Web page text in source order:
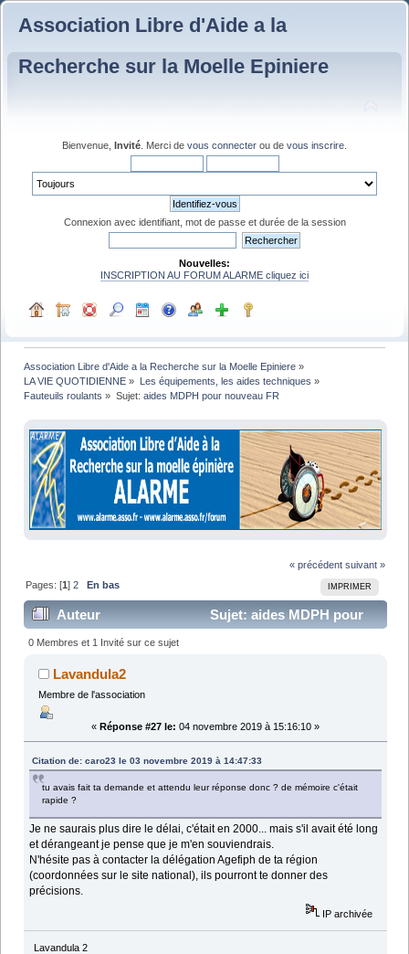
Association Libre d'Aide a la
Recherche sur la Moelle Epiniere
Bienvenue, Invité . Merci de vous connecter ou de vous inscrire
Connexion avec identifiant, mot de passe et durée de la session
Nouvelles:
INSCRIPTION AU FORUM ALARME cliquez ici
Association Libre d'Aide a la Recherche sur la Moelle Epiniere »
LA VIE QUOTIDIENNE » Les équipements, les aides techniques »
Fauteuils roulants » Sujet: aides MDPH pour nouveau FR
« précédent suivant »
IMPRIMER
Pages: [1]2 En bas
Auteur
Sujet: aides MDPH pour
nouveau FR (Lu 25380 fois)
0 Membres et 1 Invité sur ce sujet
Lavandula2
Membre de l'association
« Réponse #27 le: 04 novembre 2019 à 15:16:10 »
Citation de: caro23 le 03 novembre 2019 à 14:47:33
tu avais fait ta demande et attendu leur réponse donc ? de mémoire c'était
rapide ?
Je ne saurais plus dire le délai, c'était en 2000... mais s'il avait été long
et dérangeant je pense que je m'en souviendrais.
N'hésite pas à contacter la délégation Agefiph de ta région
(coordonnées sur le site national), ils pourront te donner des
précisions.
IP archivée
Lavandula 2